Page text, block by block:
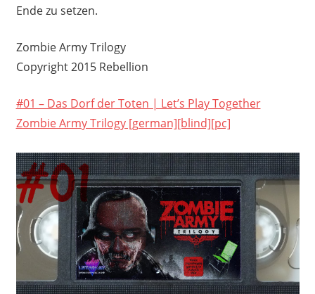
Ende zu setzen.
Zombie Army Trilogy
Copyright 2015 Rebellion
#01 – Das Dorf der Toten | Let’s Play Together
Zombie Army Trilogy [german][blind][pc]